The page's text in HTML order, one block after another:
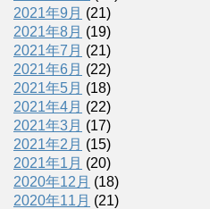
2021年9月 (21)
2021年8月 (19)
2021年7月 (21)
2021年6月 (22)
2021年5月 (18)
2021年4月 (22)
2021年3月 (17)
2021年2月 (15)
2021年1月 (20)
2020年12月 (18)
2020年11月 (21)